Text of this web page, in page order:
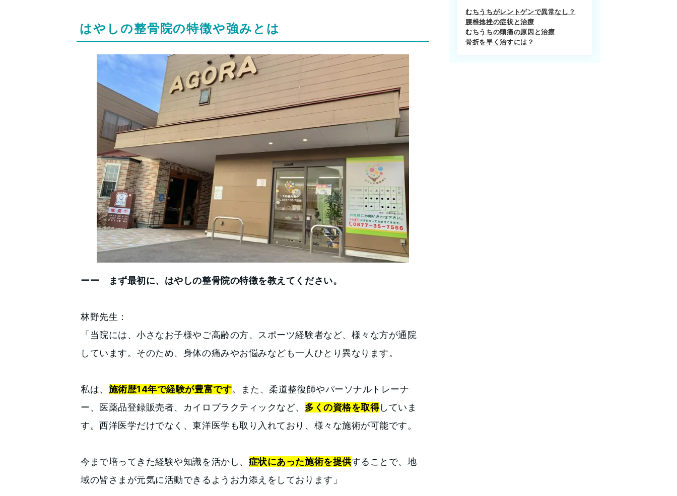
はやしの整骨院の特徴や強みとは
ーー まず最初に、はやしの整骨院の特徴を教えてください。
林野先生：
「当院には、小さなお子様やご高齢の方、スポーツ経験者など、様々な方が通院
しています。そのため、身体の痛みやお悩みなども一人ひとり異なります。
私は、 施術歴14年で経験が豊富です。また、柔道整復師やパーソナルトレーナ
ー、医薬品登録販売者、カイロプラクティックなど、 多くの資格を取得していま
す。西洋医学だけでなく、東洋医学も取り入れており、様々な施術が可能です。
今まで培ってきた経験や知識を活かし、 症状にあった施術を提供することで、地
域の皆さまが元気に活動できるようお力添えをしております」
むちうちがレントゲンで異常なし？
腰椎捻挫の症状と治療
むちうちの頭痛の原因と治療
骨折を早く治すには？